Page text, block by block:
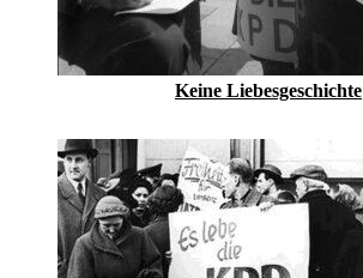
Keine Liebesgeschichte